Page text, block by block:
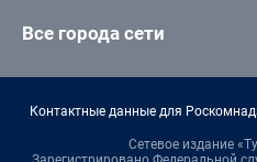
Все города сети
Контактные данные для
Сетевое издание